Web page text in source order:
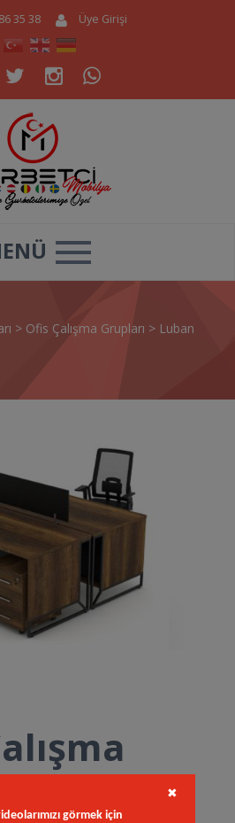
35 38 Üye Girişi
> Ofis Çalışma Grupları > Luban
görmek için
✖